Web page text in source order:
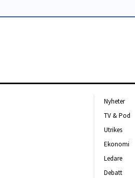
Nyheter
TV & Pod
Utrikes
Ekonomi
Ledare
Debatt